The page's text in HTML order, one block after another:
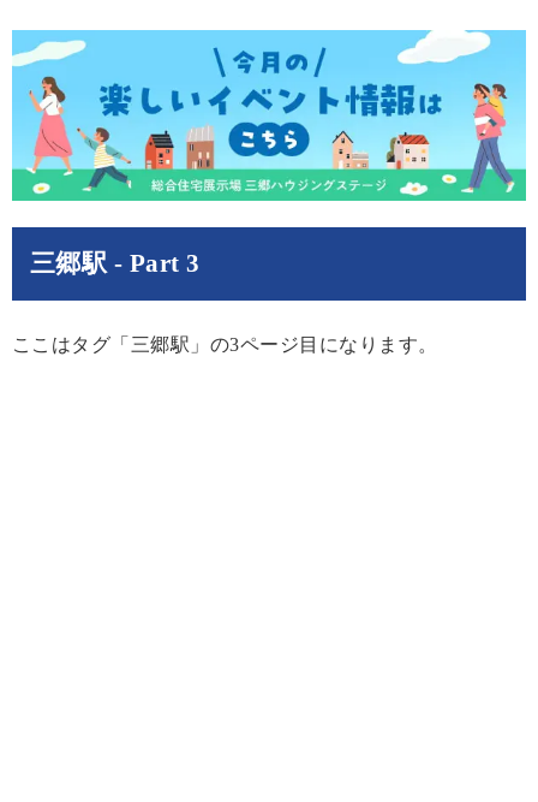
三郷駅 - Part 3
ここはタグ「三郷駅」の3ページ目になります。